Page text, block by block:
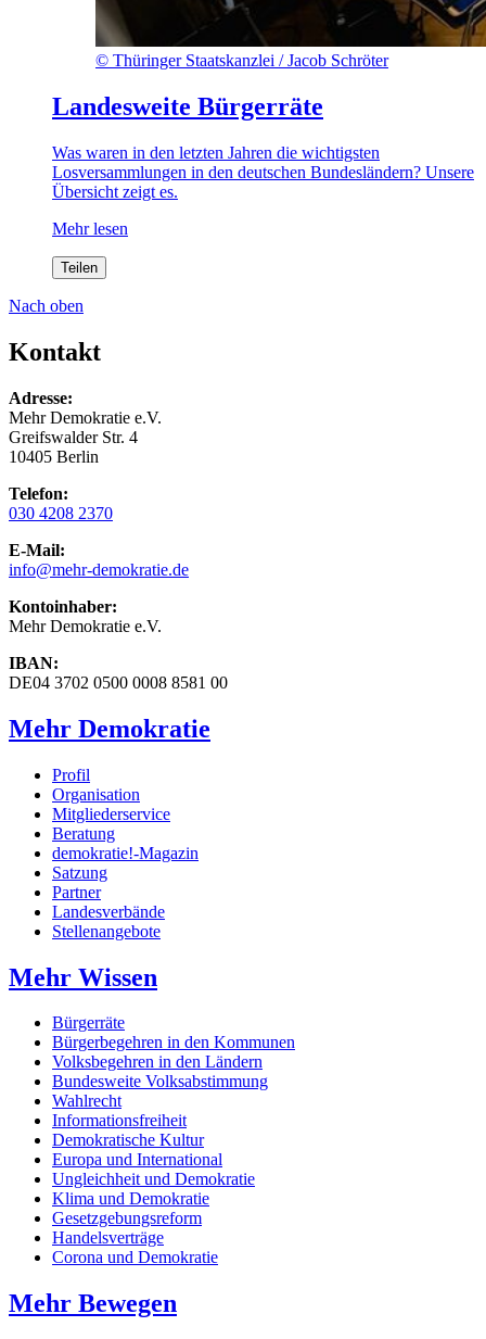
© Thüringer Staatskanzlei / Jacob Schröter
Landesweite Bürgerräte
Was waren in den letzten Jahren die wichtigsten
Losversammlungen in den deutschen Bundesländern? Unsere
Übersicht zeigt es.
Mehr lesen
Teilen
Nach oben
Kontakt
Adresse:
Mehr Demokratie e.V.
Greifswalder Str. 4
10405 Berlin
Telefon:
030 4208 2370
E-Mail:
info@mehr-demokratie.de
Kontoinhaber:
Mehr Demokratie e.V.
IBAN:
DE04 3702 0500 0008 8581 00
Mehr Demokratie
Profil
Organisation
Mitgliederservice
Beratung
demokratie!-Magazin
Satzung
Partner
Landesverbände
Stellenangebote
Mehr Wissen
Bürgerräte
Bürgerbegehren in den Kommunen
Volksbegehren in den Ländern
Bundesweite Volksabstimmung
Wahlrecht
Informationsfreiheit
Demokratische Kultur
Europa und International
Ungleichheit und Demokratie
Klima und Demokratie
Gesetzgebungsreform
Handelsverträge
Corona und Demokratie
Mehr Bewegen